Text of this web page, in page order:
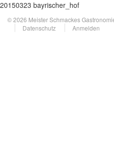
20150323 bayrischer_hof
© 2026 Meister Schmackes
Datenschutz
Anmelden